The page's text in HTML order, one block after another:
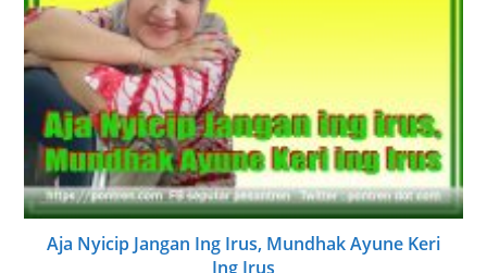
Aja Nyicip Jangan Ing Irus, Mundhak Ayune Keri
Ing Irus